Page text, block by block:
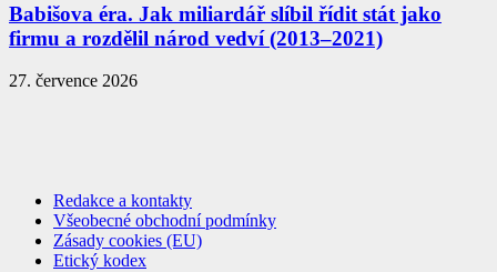
Babišova éra. Jak miliardář slíbil řídit stát jako
firmu a rozdělil národ vedví (2013–2021)
27. července 2026
Redakce a kontakty
Všeobecné obchodní podmínky
Zásady cookies (EU)
Etický kodex